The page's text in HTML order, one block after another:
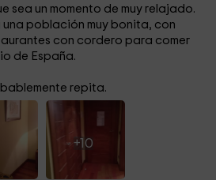
sea un momento de muy relajado.
una población muy bonita, con
con cordero para comer
de España.
repita.
+10